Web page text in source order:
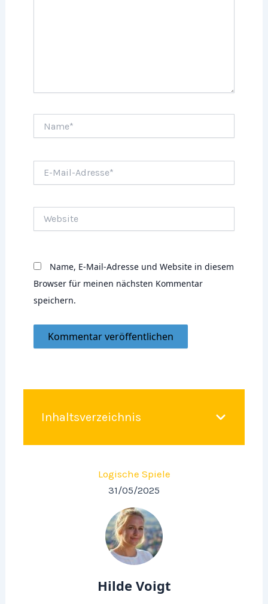
Mail-
Name, E-Mail-Adresse und Website in diesem
Browser für meinen nächsten Kommentar
speichern.
Inhaltsverzeichnis
Logische Spiele
31/05/2025
Hilde Voigt